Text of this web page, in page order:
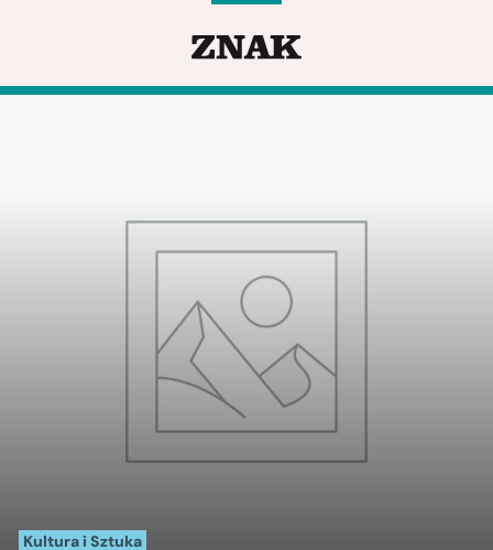
Kultura i Sztuka